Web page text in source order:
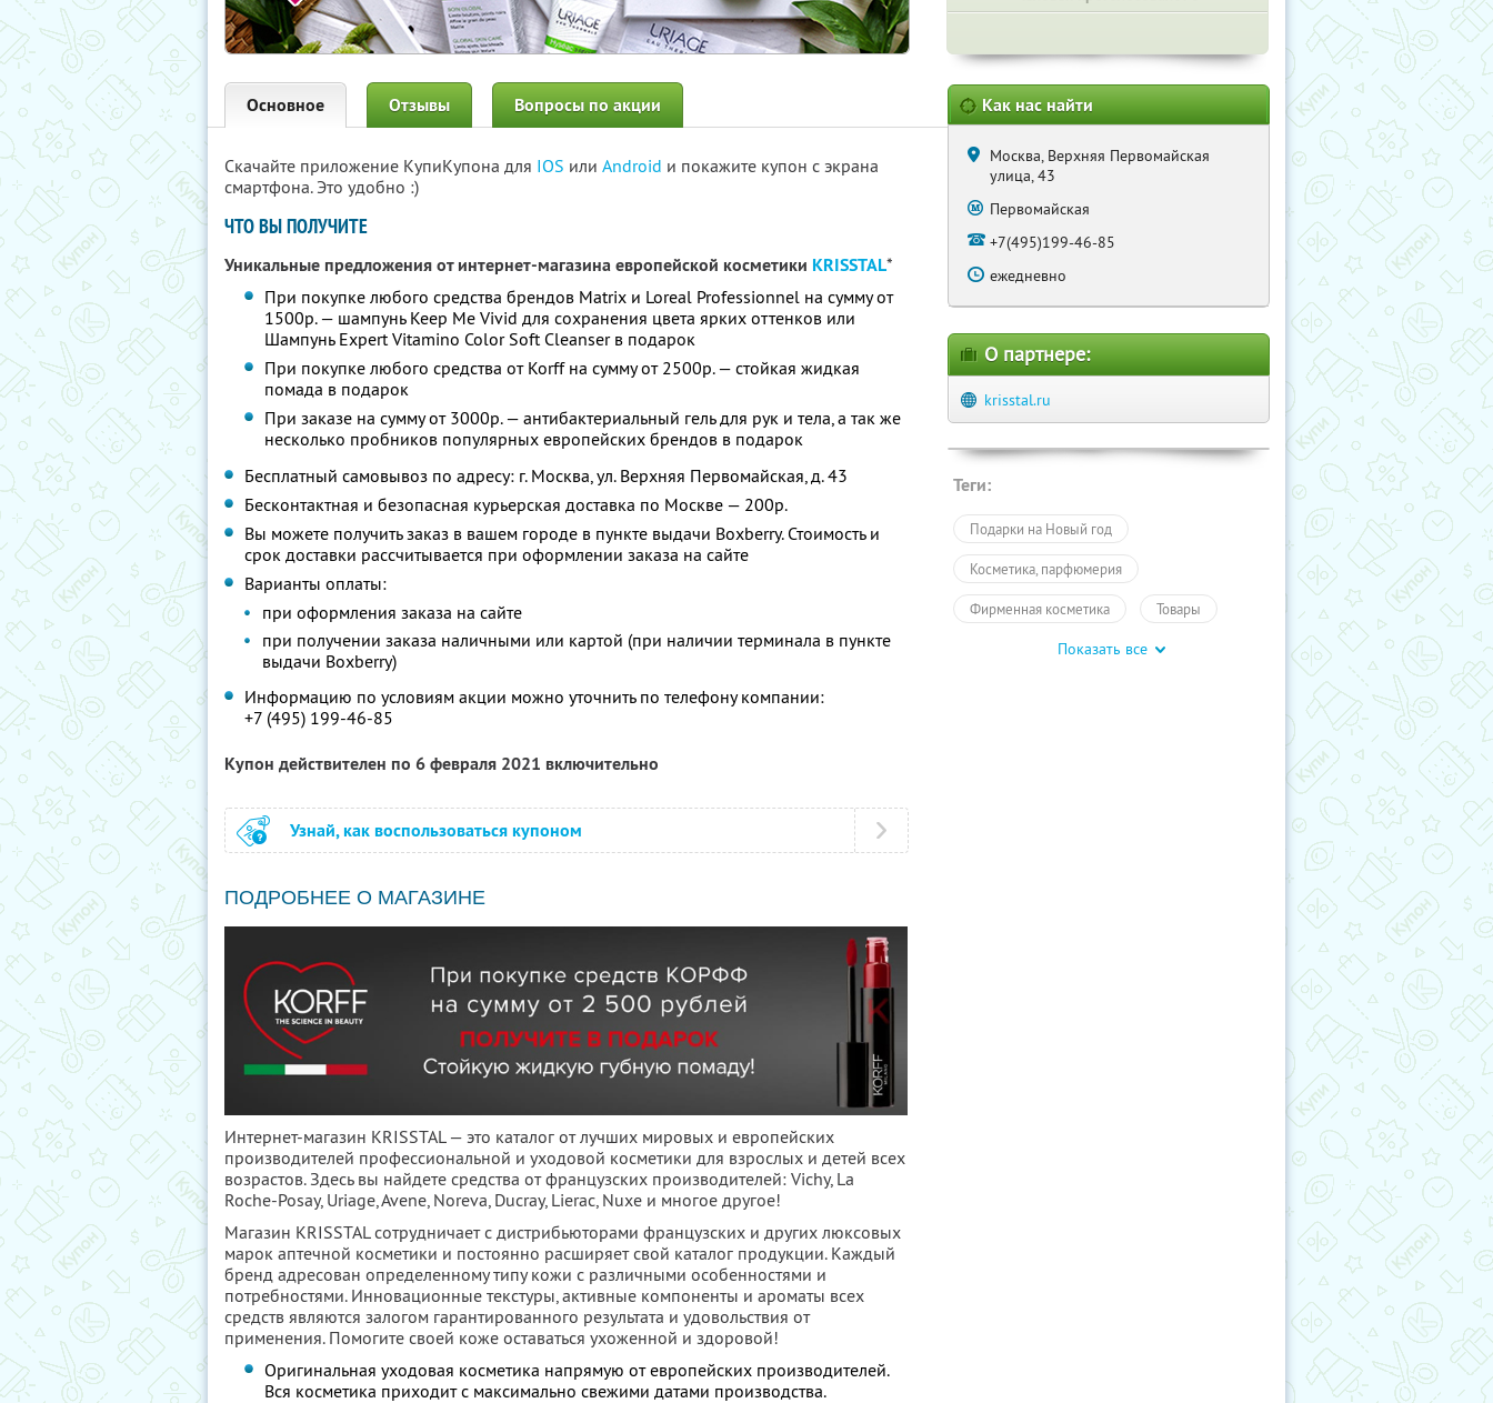
Основное Отзывы Вопросы по акции
Скачайте приложение КупиКупона для IOS или Android и покажите купон с экрана
смартфона. Это удобно :)
ЧТО ВЫ ПОЛУЧИТЕ
Уникальные предложения от интернет-магазина европейской косметики KRISSTAL*
При покупке любого средства брендов Matrix и Loreal Professionnel на сумму от
1500р. — шампунь Keep Me Vivid для сохранения цвета ярких оттенков или
Шампунь Expert Vitamino Color Soft Cleanser в подарок
При покупке любого средства от Korff на сумму от 2500р. — стойкая жидкая
помада в подарок
При заказе на сумму от 3000р. — антибактериальный гель для рук и тела, а так же
несколько пробников популярных европейских брендов в подарок
Бесплатный самовывоз по адресу: г. Москва, ул. Верхняя Первомайская, д. 43
Бесконтактная и безопасная курьерская доставка по Москве — 200р.
Вы можете получить заказ в вашем городе в пункте выдачи Boxberry. Стоимость и
срок доставки рассчитывается при оформлении заказа на сайте
Варианты оплаты:
при оформления заказа на сайте
при получении заказа наличными или картой (при наличии терминала в пункте
выдачи Boxberry)
Информацию по условиям акции можно уточнить по телефону компании:
+7 (495) 199-46-85
Купон действителен по 6 февраля 2021 включительно
Узнай, как воспользоваться купоном
ПОДРОБНЕЕ О МАГАЗИНЕ
Интернет-магазин KRISSTAL — это каталог от лучших мировых и европейских
производителей профессиональной и уходовой косметики для взрослых и детей всех
возрастов. Здесь вы найдете средства от французских производителей: Vichy, La
Roche-Posay, Uriage, Avene, Noreva, Ducray, Lierac, Nuxe и многое другое!
Магазин KRISSTAL сотрудничает с дистрибьюторами французских и других люксовых
марок аптечной косметики и постоянно расширяет свой каталог продукции. Каждый
бренд адресован определенному типу кожи с различными особенностями и
потребностями. Инновационные текстуры, активные компоненты и ароматы всех
средств являются залогом гарантированного результата и удовольствия от
применения. Помогите своей коже оставаться ухоженной и здоровой!
Оригинальная уходовая косметика напрямую от европейских производителей.
Вся косметика приходит с максимально свежими датами производства.
Как нас найти
Москва, Верхняя Первомайская
улица, 43
Первомайская
+7(495)199-46-85
ежедневно
О партнере:
krisstal.ru
Теги:
Подарки на Новый год
Косметика, парфюмерия
Фирменная косметика Товары
Подарки, сувениры Товары
Показать все